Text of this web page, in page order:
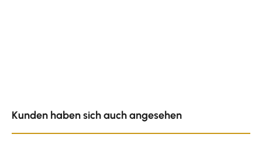
Kunden haben sich auch angesehen